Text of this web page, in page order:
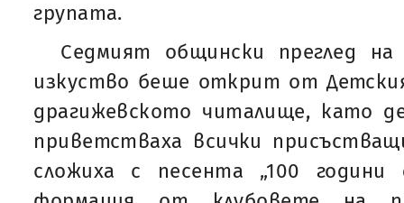
групата.
Седмият общински преглед на
изкуство беше открит от
драгижевското читалище, като
приветстваха всички
сложиха с песента „100